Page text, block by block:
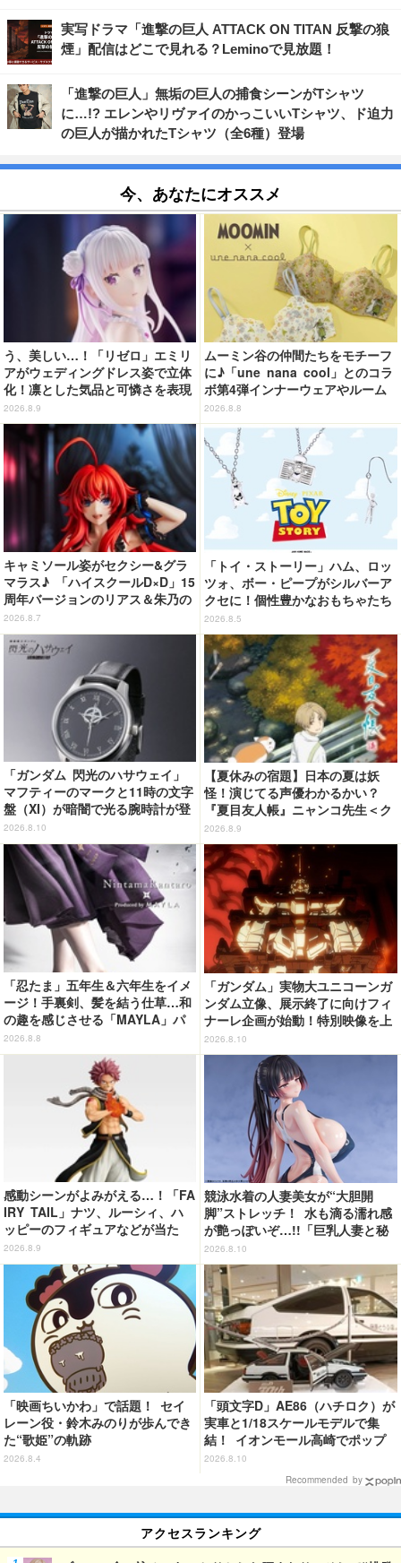
実写ドラマ「進撃の巨人 ATTACK ON TITAN 反撃の狼
煙」配信はどこで見れる？Leminoで見放題！
「進撃の巨人」無垢の巨人の捕食シーンがTシャツ
に…!? エレンやリヴァイのかっこいいTシャツ、ド迫力
の巨人が描かれたTシャツ（全6種）登場
今、あなたにオススメ
う、美しい…！「リゼロ」エミリ
アがウェディングドレス姿で立体
化！凛とした気品と可憐さを表現
2026.8.9
ムーミン谷の仲間たちをモチーフ
に♪「une nana cool」とのコラ
ボ第4弾インナーウェアやルーム
ウェアが登場！
2026.8.8
キャミソール姿がセクシー&グラ
マラス♪ 「ハイスクールD×D」15
周年バージョンのリアス＆朱乃の
フィギュアがリニューアルパッケ
ージで登場！
2026.8.7
「トイ・ストーリー」ハム、ロッ
ツォ、ボー・ピープがシルバーア
クセに！個性豊かなおもちゃたち
をオシャレに身につけよう♪
2026.8.5
「ガンダム 閃光のハサウェイ」
マフティーのマークと11時の文字
盤（XI）が暗闇で光る腕時計が登
場！ シンプルで様々な服装に合
わせやすく、普段使いもバッチリ
2026.8.10
【夏休みの宿題】日本の夏は妖
怪！演じてる声優わかるかい？
『夏目友人帳』ニャンコ先生＜ク
イズ 第2回＞
2026.8.9
「忍たま」五年生＆六年生をイメ
ージ！手裏剣、髪を結う仕草…和
の趣を感じさせる「MAYLA」パ
ンプス
2026.8.8
「ガンダム」実物大ユニコーンガ
ンダム立像、展示終了に向けフィ
ナーレ企画が始動！特別映像を上
映【8月22日～】
2026.8.10
感動シーンがよみがえる…！「FA
IRY TAIL」ナツ、ルーシィ、ハ
ッピーのフィギュアなどが当た
る！20周年記念の一番くじ登場
2026.8.9
競泳水着の人妻美女が“大胆開
脚”ストレッチ！ 水も滴る濡れ感
が艶っぽいぞ…!!「巨乳人妻と秘
密の水泳教室・シュアン」が1/6
スケールで立体化
2026.8.10
「映画ちいかわ」で話題！ セイ
レーン役・鈴木みのりが歩んでき
た“歌姫”の軌跡
2026.8.4
「頭文字D」AE86（ハチロク）が
実車と1/18スケールモデルで集
結！ イオンモール高崎でポップ
アップショップ開催【8月11日
2026.8.10
Recommended by
アクセスランキング